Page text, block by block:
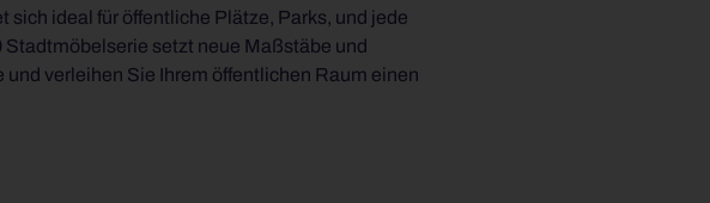
ideal für öffentliche Plätze, Parks, und jede
verleihen Sie Ihrem öffentlichen Raum einen